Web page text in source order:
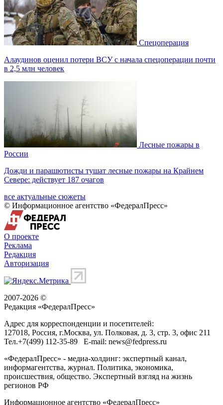
Спецоперация
Алаудинов оценил потери ВСУ с начала спецоперации почти
в 2,5 млн человек
Лесные пожары в
России
Дожди и парашютисты тушат лесные пожары на Крайнем
Севере: действует 187 очагов
все актуальные сюжеты
© Информационное агентство «ФедералПресс»
О проекте
Реклама
Редакция
Авторизация
2007-2026 ©
Редакция «ФедералПресс»
Адрес для корреспонденции и посетителей:
127018, Россия, г.Москва, ул. Полковая, д. 3, стр. 3, офис 211
Тел.+7(499) 112-35-89 E-mail: news@fedpress.ru
«ФедералПресс» - медиа-холдинг: экспертный канал,
информагентства, журнал. Политика, экономика,
происшествия, общество. Экспертный взгляд на жизнь
регионов РФ
Информационное агентство «ФедералПресс»